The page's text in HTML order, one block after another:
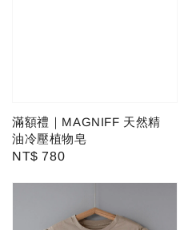
滿額禮｜MAGNIFF 天然精
油冷壓植物皂
Regular
NT$ 780